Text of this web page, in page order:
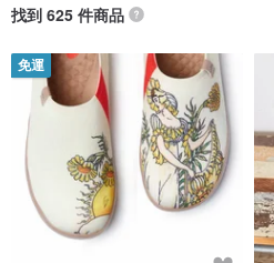
找到 625 件商品
免運